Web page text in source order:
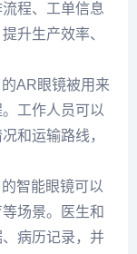
程、工单信息
升生产效率、
AR眼镜被用来
工作人员可以
和运输路线，
智能眼镜可以
场景。医生和
病历记录，并